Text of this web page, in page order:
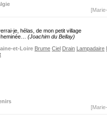
je, hélas, de mon petit village
(Joachim du Bellay)
et-Loire Brume Ciel Drain Lampadaire